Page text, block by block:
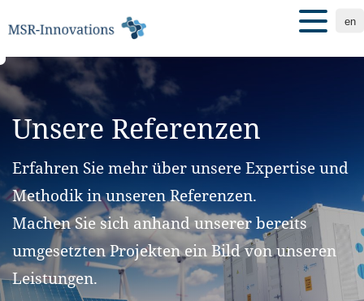
en
Unsere Referenzen
Erfahren Sie mehr über unsere Expertise und
Methodik in unseren Referenzen.
Machen Sie sich anhand unserer bereits
umgesetzten Projekten ein Bild von unseren
Leistungen.